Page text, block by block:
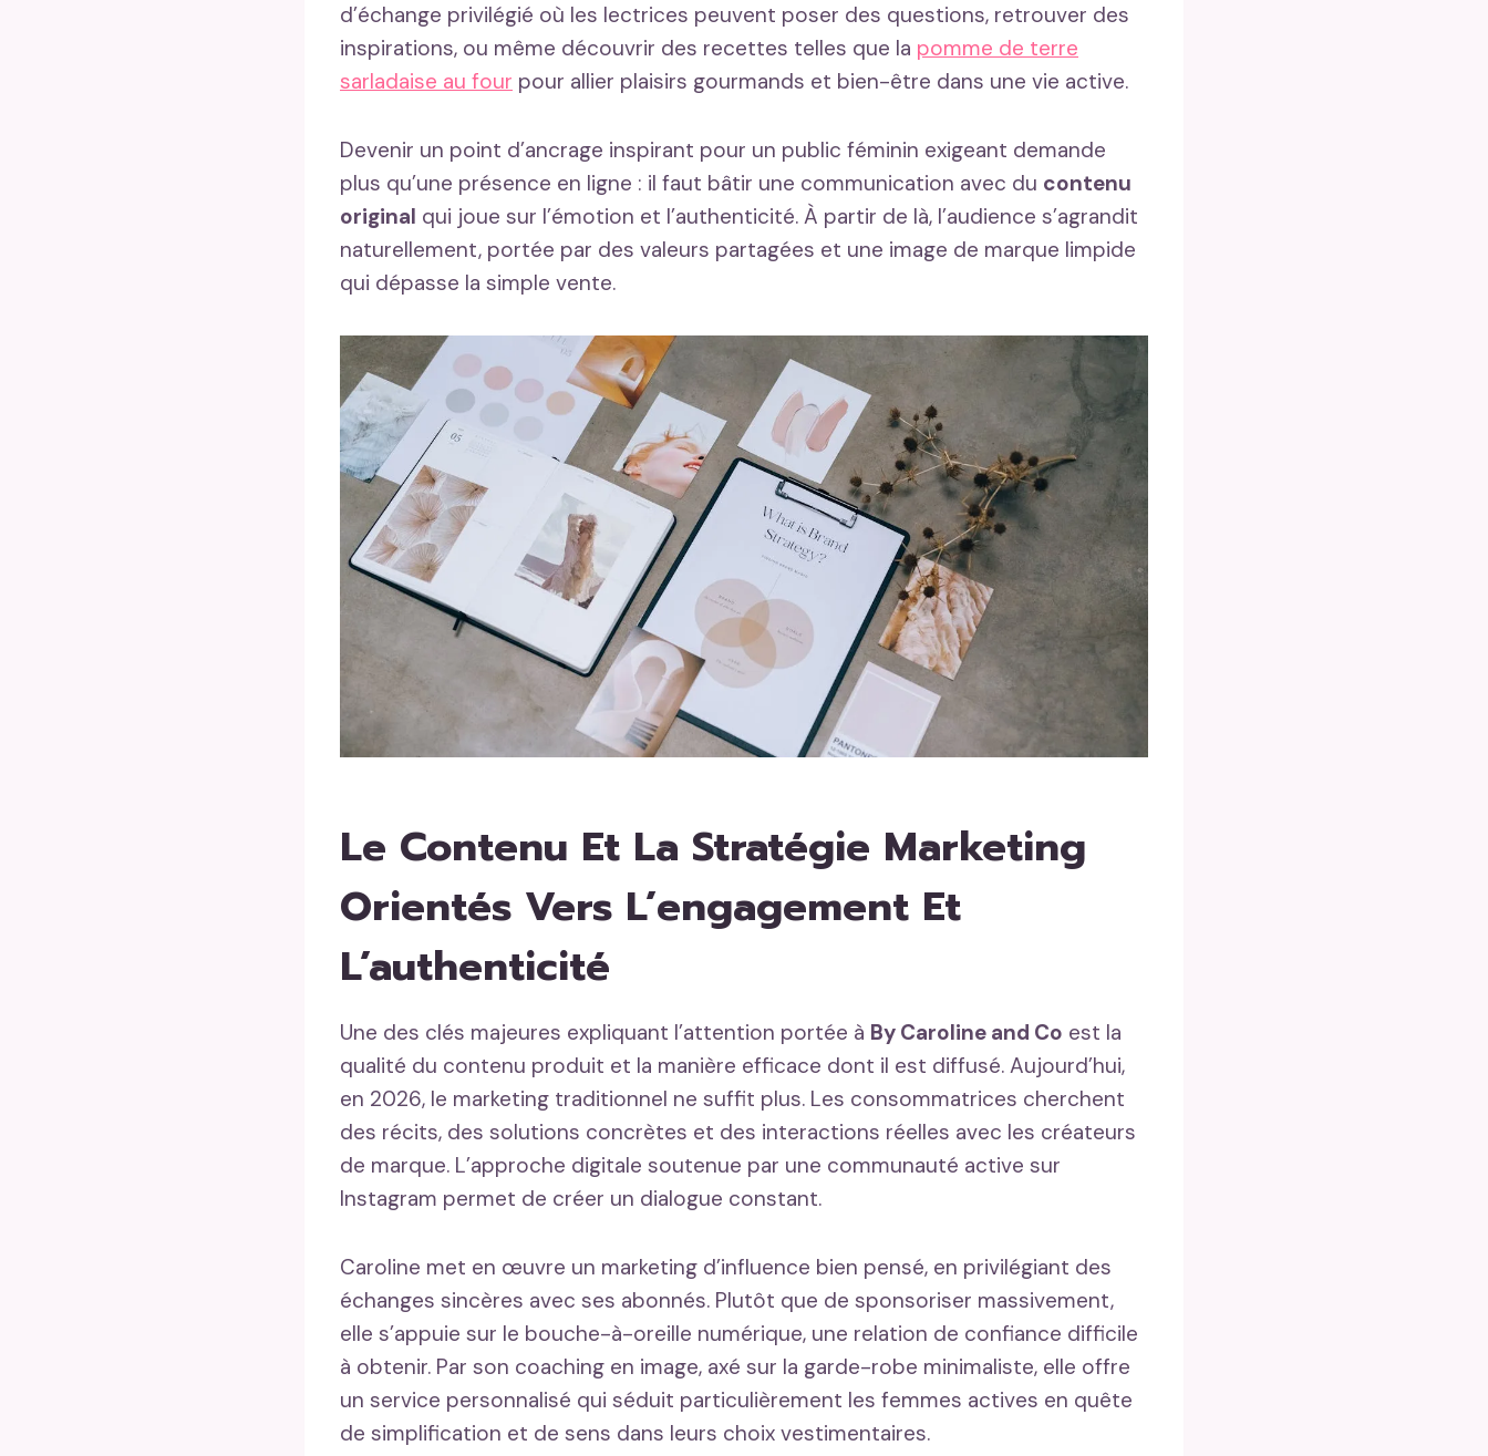
d’échange privilégié où les lectrices peuvent poser des questions, retrouver des
inspirations, ou même découvrir des recettes telles que la pomme de terre
sarladaise au four pour allier plaisirs gourmands et bien-être dans une vie active.
Devenir un point d’ancrage inspirant pour un public féminin exigeant demande
plus qu’une présence en ligne : il faut bâtir une communication avec du contenu
original qui joue sur l’émotion et l’authenticité. À partir de là, l’audience s’agrandit
naturellement, portée par des valeurs partagées et une image de marque limpide
qui dépasse la simple vente.
Le Contenu Et La Stratégie Marketing
Orientés Vers L’engagement Et
L’authenticité
Une des clés majeures expliquant l’attention portée à By Caroline and Co est la
qualité du contenu produit et la manière efficace dont il est diffusé. Aujourd’hui,
en 2026, le marketing traditionnel ne suffit plus. Les consommatrices cherchent
des récits, des solutions concrètes et des interactions réelles avec les créateurs
de marque. L’approche digitale soutenue par une communauté active sur
Instagram permet de créer un dialogue constant.
Caroline met en œuvre un marketing d’influence bien pensé, en privilégiant des
échanges sincères avec ses abonnés. Plutôt que de sponsoriser massivement,
elle s’appuie sur le bouche-à-oreille numérique, une relation de confiance difficile
à obtenir. Par son coaching en image, axé sur la garde-robe minimaliste, elle offre
un service personnalisé qui séduit particulièrement les femmes actives en quête
de simplification et de sens dans leurs choix vestimentaires.